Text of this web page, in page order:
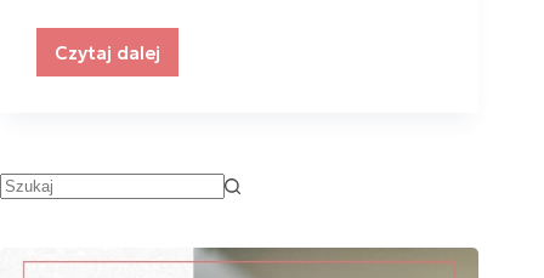
Czytaj dalej
Zapraszamy
Patronat
portalu!